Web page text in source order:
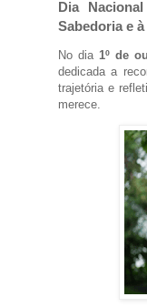
Dia
Sabedoria e
No dia1º de
dedicada a
trajetória e
merece.